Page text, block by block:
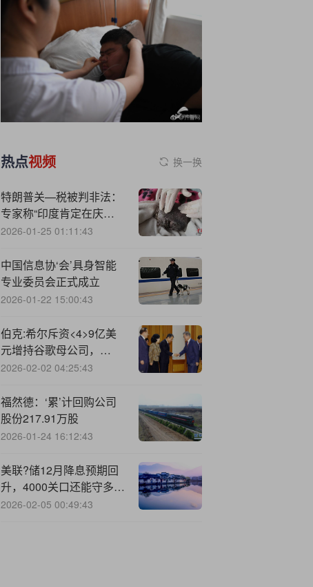
热点视频 换一换
特朗普关—税被判非法：
专家称“印度肯定在庆
祝”，贝森特都怕美国“遭
2026-01-25 01:11:43
中国信息协‘会’具身智能
专业委员会正式成立
2026-01-22 15:00:43
伯克:希尔斥资<4>9亿美
元增持谷歌母公司，
Alphabet早盘涨逾5%
2026-02-02 04:25:43
福然德：‘累’计回购公司
股份217.91万股
2026-01-24 16:12:43
美联?储12月降息预期回
升，4000关口还能守多
久？关注俄乌和平前景
2026-02-05 00:49:43